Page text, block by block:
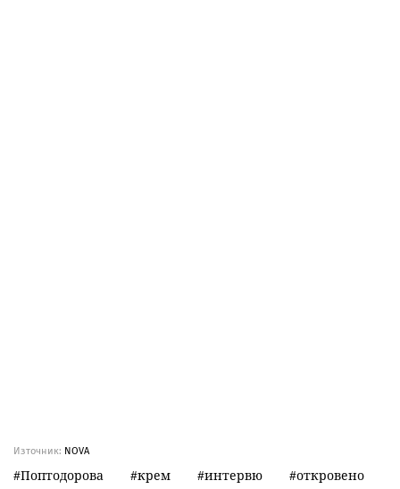
Източник: NOVA
Поптодорова крем интервю
откровено